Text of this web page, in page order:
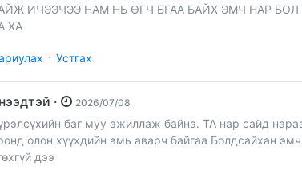
ИЧЭЭЧЭЭ НАМ НЬ ӨГЧ БГАА БАЙХ ЭМЧ НАР
ХА
· Устгах
инээдтэй · 2026/07/08
баг муу ажиллаж байна. ТА нар сайд
олон хүүхдийн амь аварч байгаа Болдсайхан
дээ